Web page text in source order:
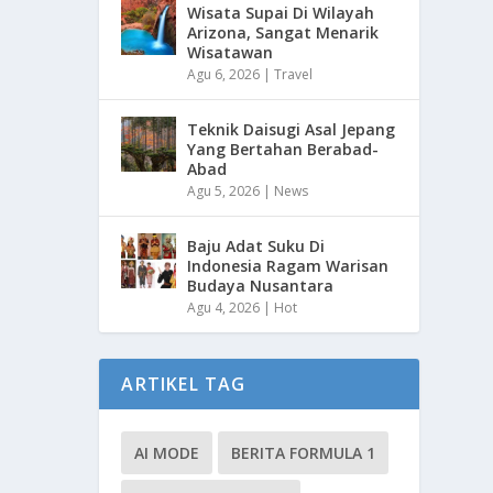
Wisata Supai Di Wilayah
Arizona, Sangat Menarik
Wisatawan
Agu 6, 2026 |Travel
Teknik Daisugi Asal Jepang
Yang Bertahan Berabad-
Abad
Agu 5, 2026 | News
Baju Adat Suku Di
Indonesia Ragam Warisan
Budaya Nusantara
Agu 4, 2026 | Hot
ARTIKEL TAG
AI MODE BERITA FORMULA 1